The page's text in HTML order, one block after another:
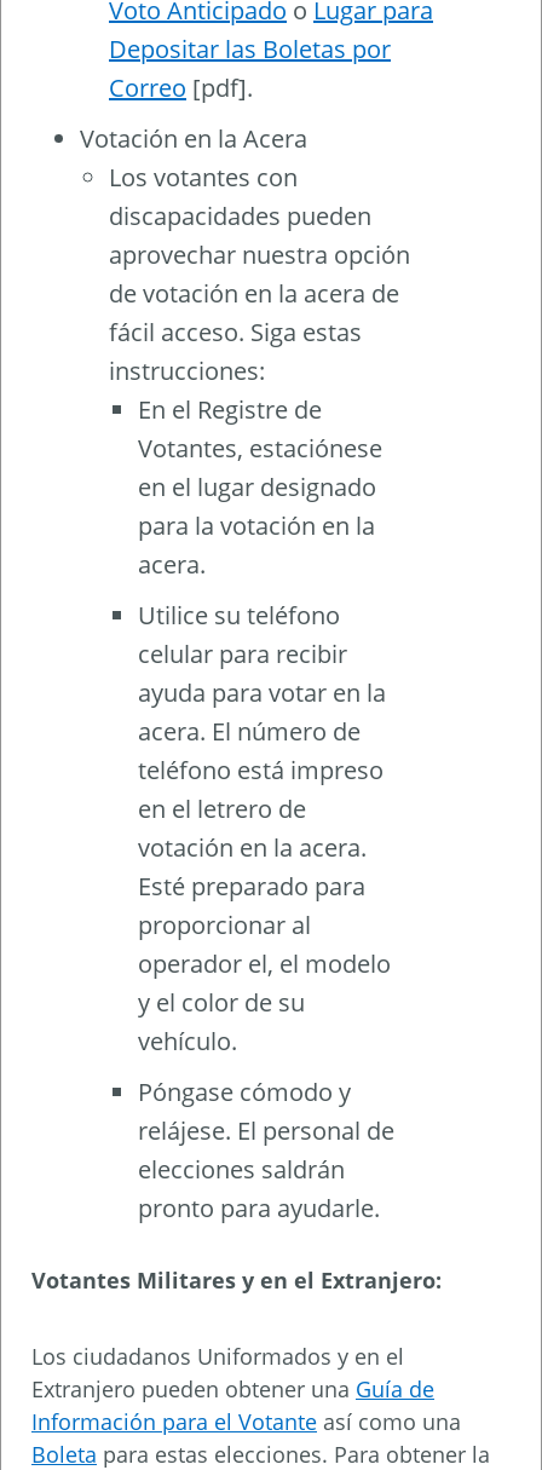
Voto Anticipado o Lugar para
Depositar las Boletas por
Correo [pdf].
Votación en la Acera
Los votantes con
discapacidades pueden
aprovechar nuestra opción
de votación en la acera de
fácil acceso. Siga estas
instrucciones:
En el Registre de
Votantes, estaciónese
en el lugar designado
para la votación en la
acera.
Utilice su teléfono
celular para recibir
ayuda para votar en la
acera. El número de
teléfono está impreso
en el letrero de
votación en la acera.
Esté preparado para
proporcionar al
operador el, el modelo
y el color de su
vehículo.
Póngase cómodo y
relájese. El personal de
elecciones saldrán
pronto para ayudarle.
Votantes Militares y en el Extranjero:
Los ciudadanos Uniformados y en el
Extranjero pueden obtener una Guía de
Información para el Votante así como una
Boleta para estas elecciones. Para obtener la